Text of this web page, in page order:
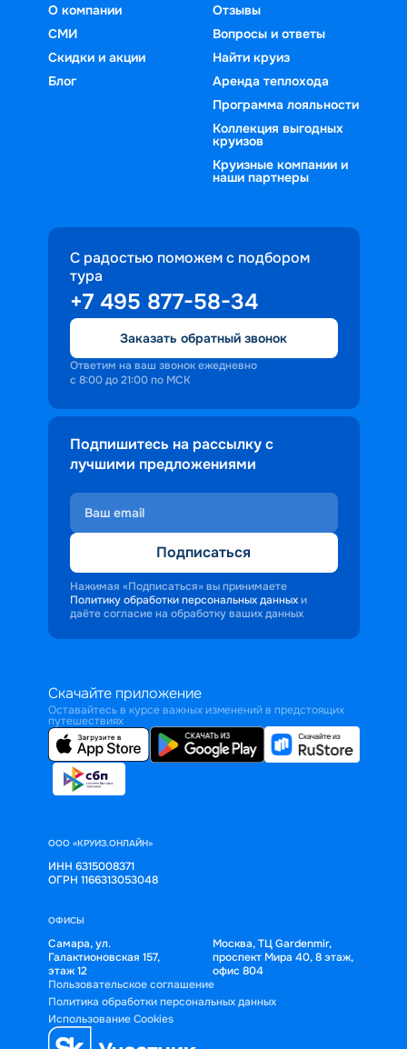
О компании
СМИ
Скидки и акции
Блог
Отзывы
Вопросы и ответы
Найти круиз
Аренда теплохода
Программа лояльности
Коллекция выгодных
круизов
Круизные компании и
наши партнеры
С радостью поможем с подбором
тура
+7 495 877-58-34
Заказать обратный звонок
Ответим на ваш звонок ежедневно
с 8:00 до 21:00 по МСК
Подпишитесь на рассылку с
лучшими предложениями
Подписаться
Нажимая «Подписаться» вы принимаете
Политику обработки персональных данных и
даёте согласие на обработку ваших данных
Скачайте приложение
Оставайтесь в курсе важных изменений в предстоящих
путешествиях
ООО «КРУИЗ.ОНЛАЙН»
ИНН 6315008371
ОГРН 1166313053048
ОФИСЫ
Самара, ул.
Галактионовская 157,
этаж 12
Москва, ТЦ Gardenmir,
проспект Мира 40, 8 этаж,
офис 804
Пользовательское соглашение
Политика обработки персональных данных
Использование Cookies